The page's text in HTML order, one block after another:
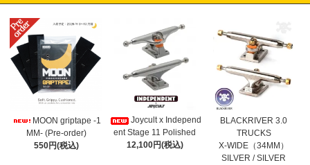
MOON griptape -1
MM- (Pre-order)
550円(税込)
Joycult x Independ
ent Stage 11 Polished
12,100円(税込)
BLACKRIVER 3.0
TRUCKS
X-WIDE（34MM）
SILVER / SILVER